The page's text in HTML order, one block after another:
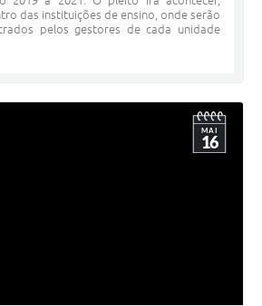
das instituições de ensino, onde serão
pelos gestores de cada unidade
MAI
16